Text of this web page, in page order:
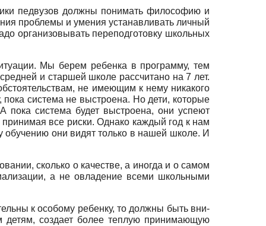
педвузов должны понимать философию и
пробле­мы и умения устанавливать личный
организовывать переподготовку школьных
Мы берем ребенка в программу, тем
и старшей школе рассчитано на 7 лет.
не имеющим к нему никакого
система не выст­роена. Но дети, которые
пока система будет выстроена, они успеют
все риски. Однако каждый год к нам
они видят только в нашей школе. И
сколько о качестве, а иногда и о самом
а не овладение всеми школьными
к особому ребенку, то должны быть вни­
де­тям, создает более теплую принимающую